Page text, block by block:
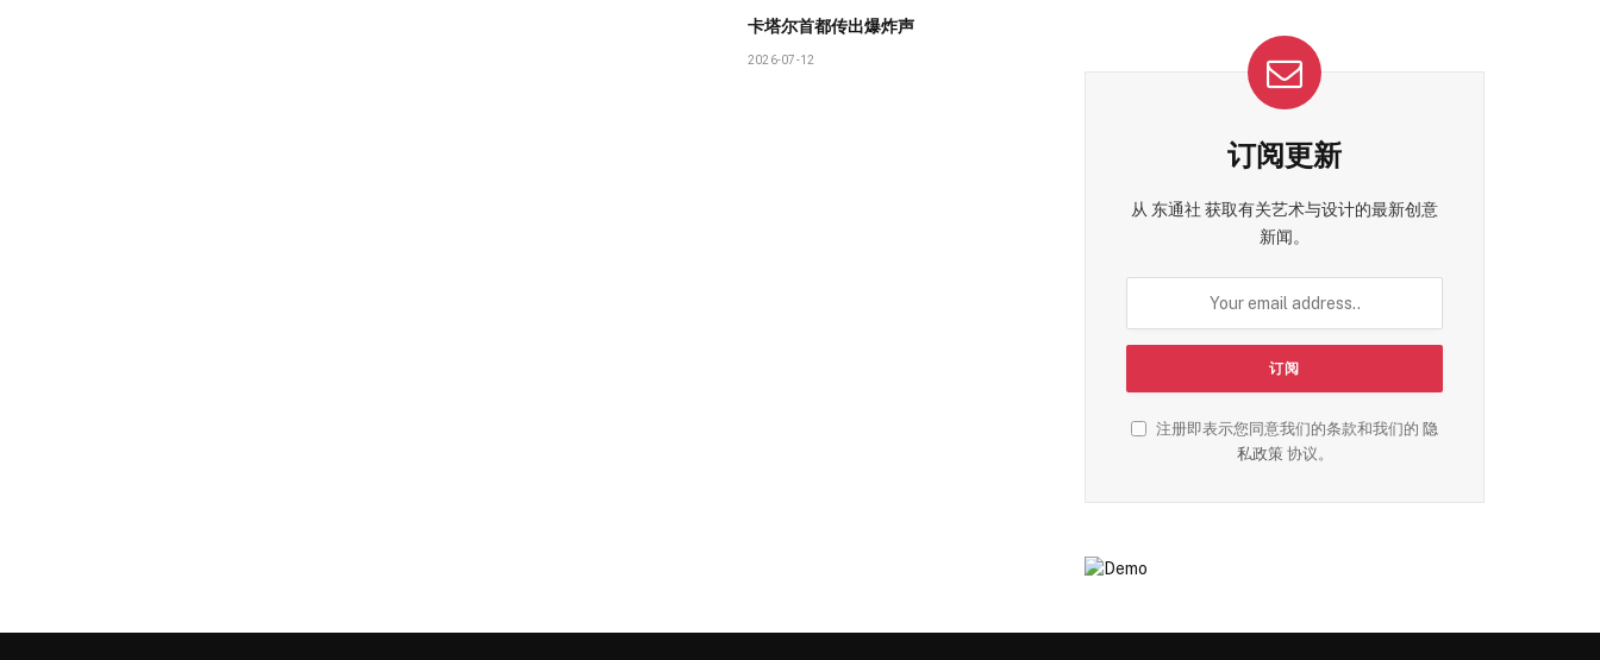
卡塔尔首都传出爆炸声
2026-07-12
订阅更新
从 东通社 获取有关艺术与设计的最新创意
新闻。
注册即表示您同意我们的条款和我们的 隐
私政策协议。